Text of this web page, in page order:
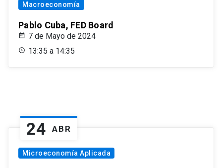
Macroeconomía
Pablo Cuba, FED Board
7 de Mayo de 2024
13:35 a 14:35
24 ABR
Microeconomía Aplicada